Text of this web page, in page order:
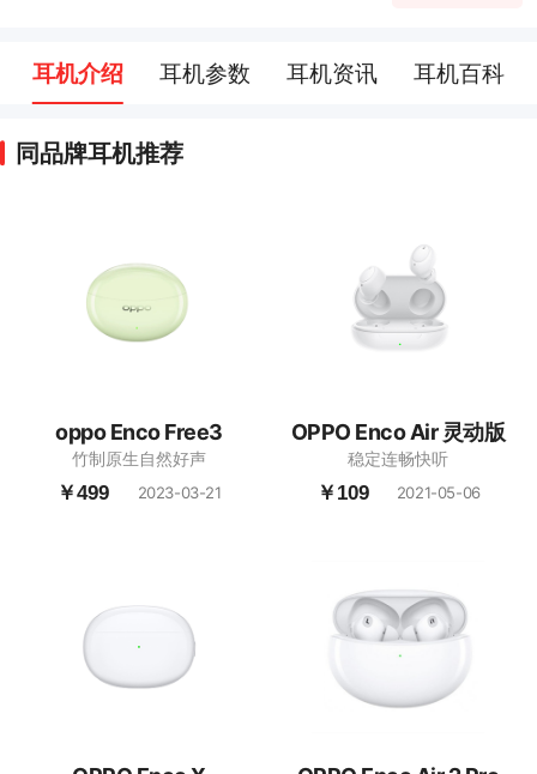
耳机介绍 耳机参数 耳机资讯 耳机百科
同品牌耳机推荐
oppo Enco Free3
竹制原生自然好声
￥499 2023-03-21
OPPO Enco Air 灵动版
稳定连畅快听
￥109 2021-05-06